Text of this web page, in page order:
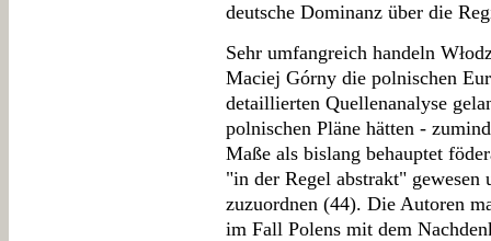
deutsche Dominanz über die
Sehr umfangreich handeln
Maciej Górny die polnischen
detaillierten Quellenanalyse
polnischen Pläne hätten -
Maße als bislang behauptet
"in der Regel abstrakt" gewesen
zuzuordnen (44). Die Autoren
im Fall Polens mit dem